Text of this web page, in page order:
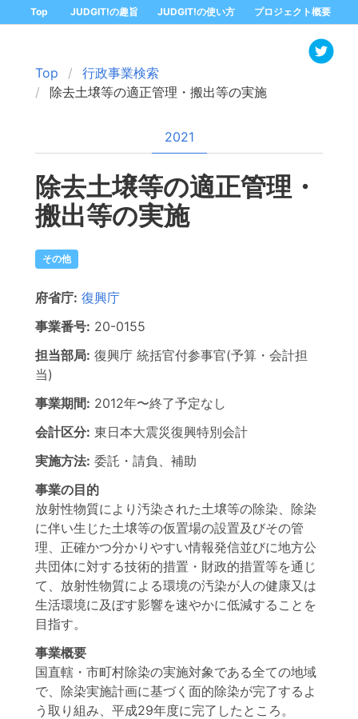
Top JUDGIT!の趣旨 JUDGIT!の使い方 プロジェクト概要
Top
行政事業検索
除去土壌等の適正管理・搬出等の実施
2021
除去土壌等の適正管理・
搬出等の実施
その他
府省庁: 復興庁
事業番号: 20-0155
担当部局: 復興庁 統括官付参事官(予算・会計担
当)
事業期間: 2012年〜終了予定なし
会計区分: 東日本大震災復興特別会計
実施方法: 委託・請負、補助
事業の目的
放射性物質により汚染された土壌等の除染、除染
に伴い生じた土壌等の仮置場の設置及びその管
理、正確かつ分かりやすい情報発信並びに地方公
共団体に対する技術的措置・財政的措置等を通じ
て、放射性物質による環境の汚染が人の健康又は
生活環境に及ぼす影響を速やかに低減することを
目指す。
事業概要
国直轄・市町村除染の実施対象である全ての地域
で、除染実施計画に基づく面的除染が完了するよ
う取り組み、平成29年度に完了したところ。